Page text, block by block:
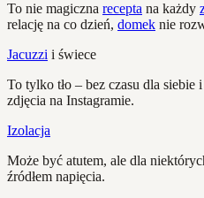
To nie magiczna recepta na każdy
relację na co dzień, domek nie
Jacuzzi i świece
To tylko tło – bez czasu dla
zdjęcia na Instagramie.
Izolacja
Może być atutem, ale dla
źródłem napięcia.